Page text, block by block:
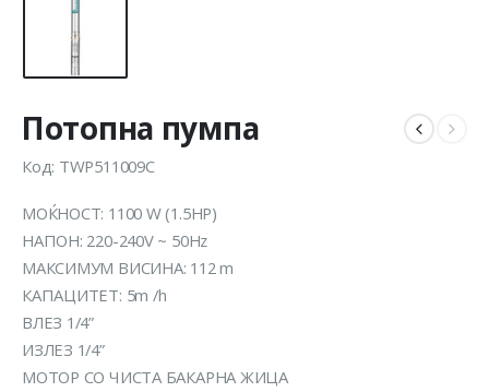
Потопна пумпа
Код: TWP511009C
МОЌНОСТ: 1100 W (1.5HP)
НАПОН: 220-240V ~ 50Hz
МАКСИМУМ ВИСИНА: 112 m
КАПАЦИТЕТ: 5m /h
ВЛЕЗ 1/4”
ИЗЛЕЗ 1/4”
МОТОР СО ЧИСТА БАКАРНА ЖИЦА